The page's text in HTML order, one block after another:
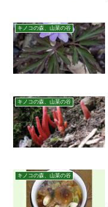
キノコの森、山菜の谷
キノコの森、山菜の谷
キノコの森、山菜の谷